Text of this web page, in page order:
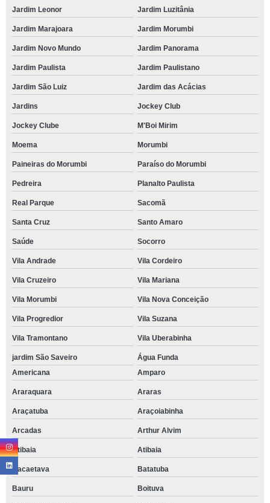
Jardim Leonor Jardim Luzitânia
Jardim Marajoara Jardim Morumbi
Jardim Novo Mundo Jardim Panorama
Jardim Paulista Jardim Paulistano
Jardim São Luiz Jardim das Acácias
Jardins Jockey Club
Jockey Clube M'Boi Mirim
Moema Morumbi
Paineiras do Morumbi Paraíso do Morumbi
Pedreira Planalto Paulista
Real Parque Sacomã
Santa Cruz Santo Amaro
Saúde Socorro
Vila Andrade Vila Cordeiro
Vila Cruzeiro Vila Mariana
Vila Morumbi Vila Nova Conceição
Vila Progredior Vila Suzana
Vila Tramontano Vila Uberabinha
jardim São Saveiro
Água Funda
Americana
Amparo
Araraquara Araras
Araçatuba Araçoiabinha
Arcadas Arthur Alvim
Atibaia Atibaia
Bacaetava Batatuba
Bauru Boituva